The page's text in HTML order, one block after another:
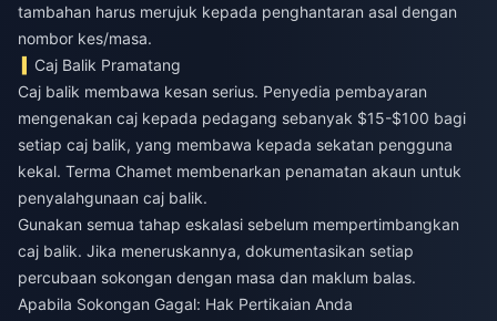
tambahan harus merujuk kepada penghantaran asal dengan
nombor kes/masa.
Caj Balik Pramatang
Caj balik membawa kesan serius. Penyedia pembayaran
mengenakan caj kepada pedagang sebanyak $15-$100 bagi
setiap caj balik, yang membawa kepada sekatan pengguna
kekal. Terma Chamet membenarkan penamatan akaun untuk
penyalahgunaan caj balik.
Gunakan semua tahap eskalasi sebelum mempertimbangkan
caj balik. Jika meneruskannya, dokumentasikan setiap
percubaan sokongan dengan masa dan maklum balas.
Apabila Sokongan Gagal: Hak Pertikaian Anda